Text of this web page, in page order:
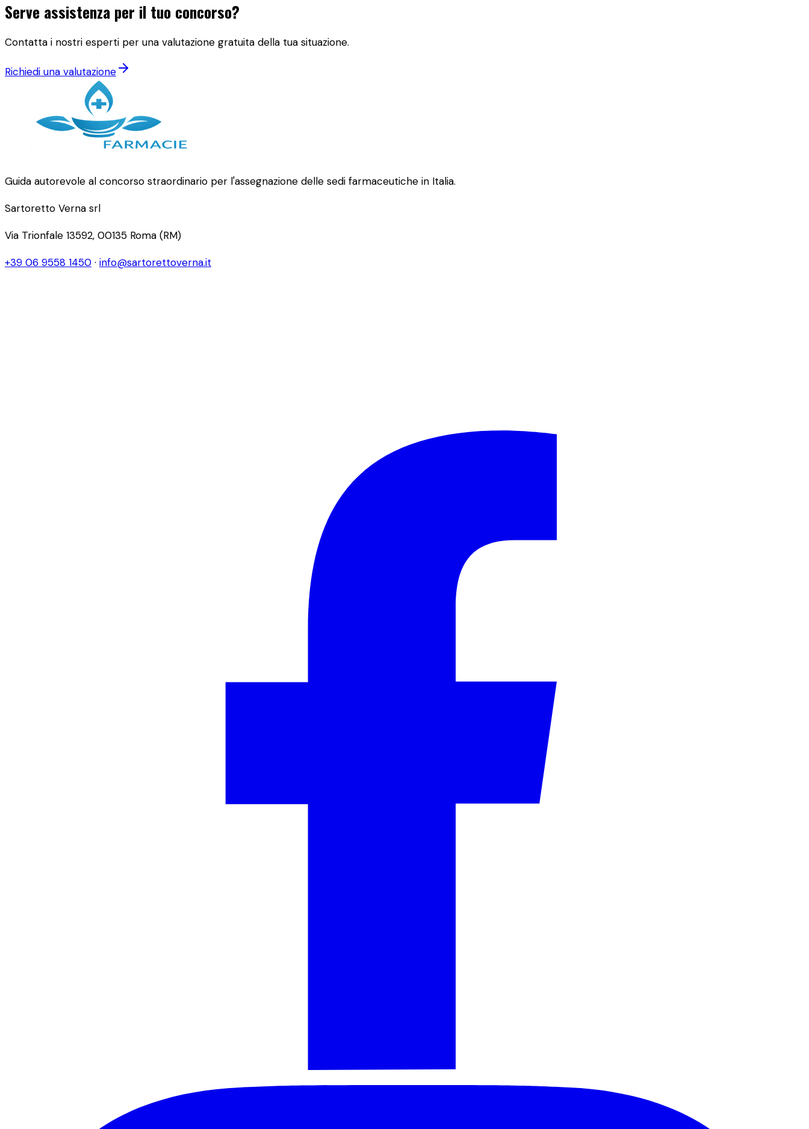
Serve assistenza per il tuo concorso?
Contatta i nostri esperti per una valutazione gratuita della tua situazione.
Richiedi una valutazione
Guida autorevole al concorso straordinario per l'assegnazione delle sedi farmaceutiche in Italia.
Sartoretto Verna srl
Via Trionfale 13592, 00135 Roma (RM)
+39 06 9558 1450 · info@sartorettoverna.it